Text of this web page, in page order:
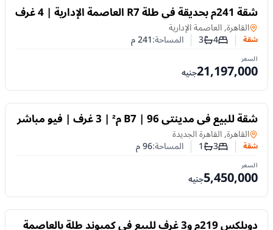
للبيع شقة 241م بحديقة في طلة R7 العاصمة الإدارية | 4 غرف
وتقسيط 10 سنوات
في
القاهرة, العاصمة الإدارية
شقة عدد غرف النوم
4عدد الحمامات
3 المساحة:241م
السعر
21,197,000جنيه
للبيع شقة للبيع في مدينتي B7 | 96 م² | 3 غرف | فيو مباشر
على النادي | تشطيبات خاصة
شقةفي
القاهرة, القاهرة الجديدة
شقة عدد غرف النوم
3عدد الحمامات
1 المساحة:96م
السعر
5,450,000جنيه
للبيع